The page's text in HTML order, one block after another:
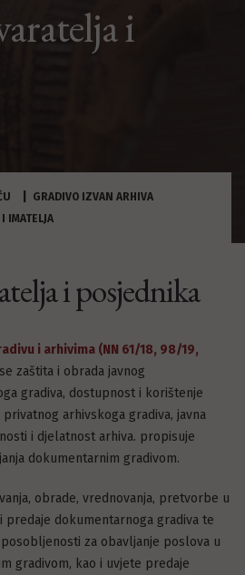
i
GRADIVO IZVAN ARHIVA
IMATELJA
i posjednika
i arhivima (NN 61/18, 98/19,
zaštita i obrada javnog
gradiva, dostupnost i korištenje
arhivskoga gradiva, javna
i djelatnost arhiva. propisuje
dokumentarnim gradivom.
obrade, vrednovanja, pretvorbe u
predaje dokumentarnoga gradiva te
za obavljanje poslova u
gradivom, kao i uvjete predaje